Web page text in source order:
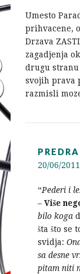
Umesto
prihvacene,
Drzava
zagadjenja
drugu stranu
svojih prava
razmisli
20/06/
“Pederi i
–Više
bilo koga
šta što se
svidja:
sa desne
pitam niti